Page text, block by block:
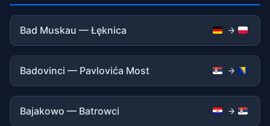
Bad Muskau — Łęknica
Badovinci — Pavlovića Most
Bajakowo — Batrowci